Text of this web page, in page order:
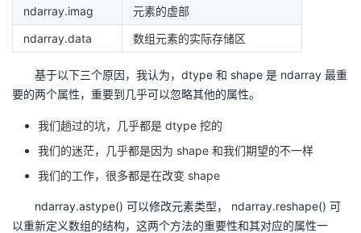
ndarray.imag
元素的虚部
ndarray.data
数组元素的实际存储区
基于以下三个原因，我认为，dtype 和 shape 是 ndarray 最重
要的两个属性，重要到几乎可以忽略其他的属性。
我们趟过的坑，几乎都是 dtype 挖的
我们的迷茫，几乎都是因为 shape 和我们期望的不一样
我们的工作，很多都是在改变 shape
ndarray.astype() 可以修改元素类型， ndarray.reshape() 可
以重新定义数组的结构，这两个方法的重要性和其对应的属性一